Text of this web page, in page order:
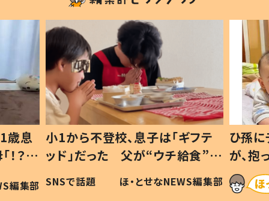
歳息
？」
編集部
小1から不登校、息子は「ギフテ
ッド」だった 父が“ウチ給食”を
作り続ける理由とは #令和の親
#令和の子
SNSで話題 ほ・とせなNEWS編集部
ひ孫
が、
「涙が
い」